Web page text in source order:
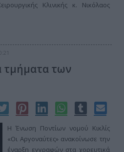
Κλινικής κ. Νικόλαος
τμήματα των
Η Ένωση Ποντίων νομού Κικλίς
«Οι Αργοναύτες» ανακοίνωσε την
έναρξη εγγραφών στα χορευτικά